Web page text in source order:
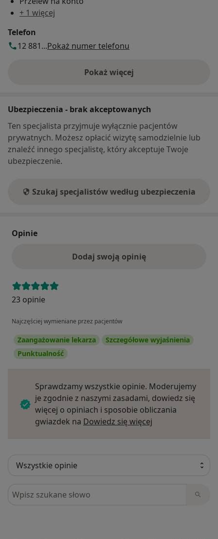
+ 1 więcej
Telefon
12 881...Pokaż numer telefonu
Pokaż więcej
o adresie
Ubezpieczenia - brak akceptowanych
Ten specjalista przyjmuje wyłącznie pacjentów
prywatnych. Możesz opłacić wizytę samodzielnie lub
znaleźć innego specjalistę, który akceptuje Twoje
ubezpieczenie.
Szukaj specjalistów według ubezpieczenia
Opinie
Dodaj swoją opinię
23 opinie
Najczęściej wymieniane przez pacjentów
Zaangażowanie lekarza
Szczegółowe wyjaśnienia
Punktualność
Sprawdzamy wszystkie opinie. Moderujemy
je zgodnie z naszymi zasadami, dowiedz się
więcej o opiniach i sposobie obliczania
gwiazdek na Dowiedz się więcej
Szukaj w opiniach